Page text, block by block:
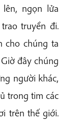
ngọn lửa
truyền đi.
cho chúng ta
đây chúng
người khác,
trong tim các
trên thế giới.